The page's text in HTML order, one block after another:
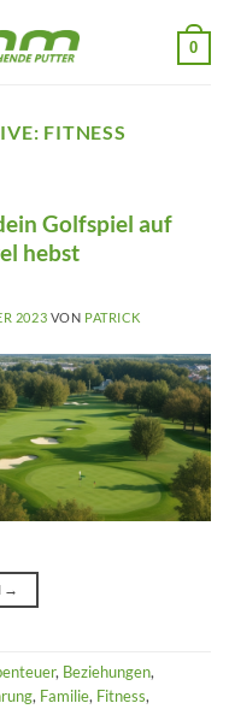
0
FITNESS
Golfspiel auf
hebst
2023 VON PATRICK
→
, Beziehungen,
, Familie, Fitness,